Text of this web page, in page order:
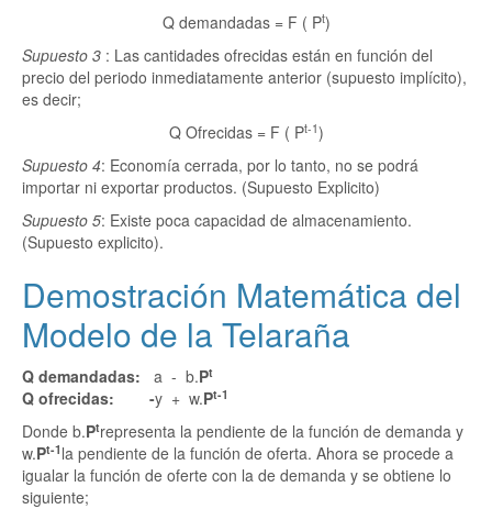
Q demandadas = F ( Pt)
Supuesto 3 : Las cantidades ofrecidas están en función del
precio del periodo inmediatamente anterior (supuesto implícito),
es decir;
Q Ofrecidas = F ( Pt-1)
Supuesto 4: Economía cerrada, por lo tanto, no se podrá
importar ni exportar productos. (Supuesto Explicito)
Supuesto 5: Existe poca capacidad de almacenamiento.
(Supuesto explicito).
Demostración Matemática del
Modelo de la Telaraña
Q demandadas: a - b.Pt
Q ofrecidas: -y + w.Pt-1
Donde b.Ptrepresenta la pendiente de la función de demanda y
w.Pt-1 la pendiente de la función de oferta. Ahora se procede a
igualar la función de oferte con la de demanda y se obtiene lo
siguiente;